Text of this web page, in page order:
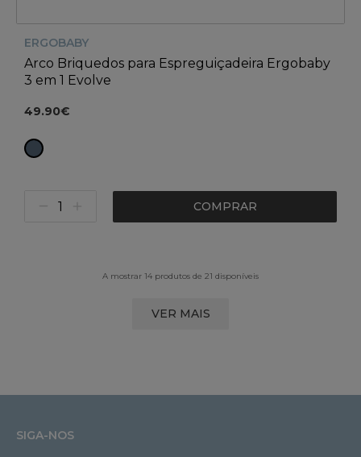
ERGOBABY
Arco Briquedos para Espreguiçadeira Ergobaby
3 em 1 Evolve
49.90€
COMPRAR
A mostrar 14 produtos de 21 disponíveis
VER MAIS
SIGA-NOS